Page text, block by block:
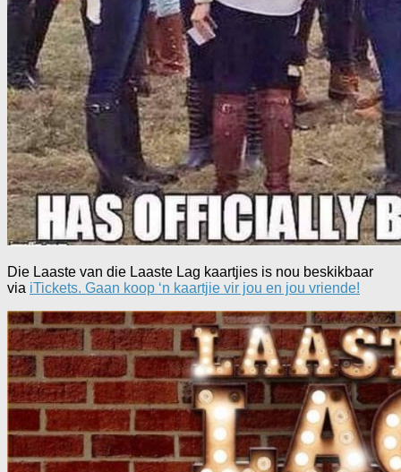
Die Laaste van die Laaste Lag kaartjies is nou beskikbaar
via iTickets. Gaan koop ‘n kaartjie vir jou en jou vriende!